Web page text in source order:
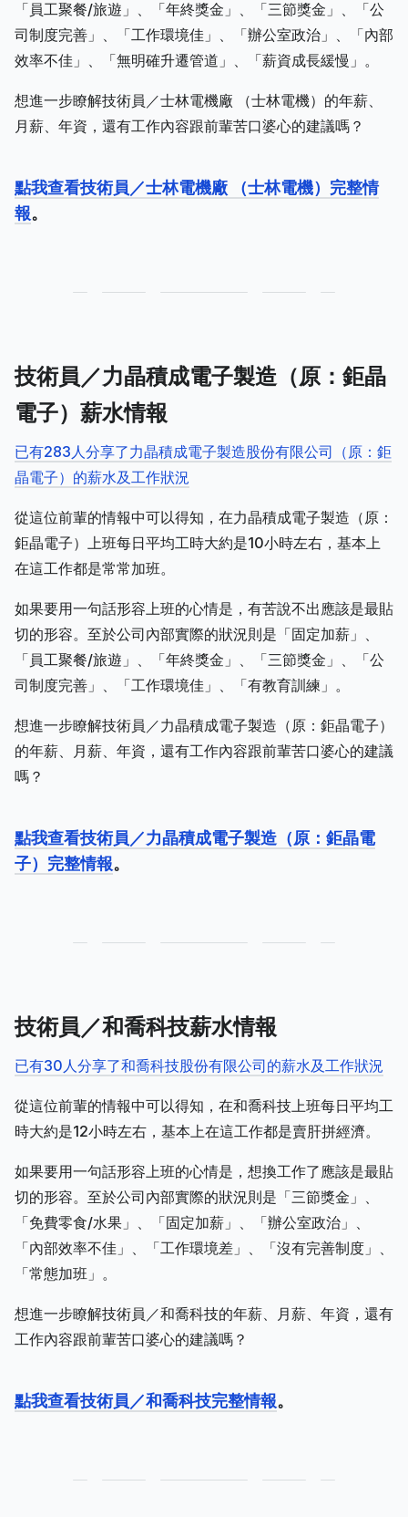
「員工聚餐/旅遊」、「年終獎金」、「三節獎金」、「公
司制度完善」、「工作環境佳」、「辦公室政治」、「內部
效率不佳」、「無明確升遷管道」、「薪資成長緩慢」。
想進一步瞭解技術員／士林電機廠 （士林電機）的年薪、
月薪、年資，還有工作內容跟前輩苦口婆心的建議嗎？
點我查看技術員／士林電機廠 （士林電機）完整情
報。
技術員／力晶積成電子製造（原：鉅晶
電子）薪水情報
已有283人分享了力晶積成電子製造股份有限公司（原：鉅
晶電子）的薪水及工作狀況
從這位前輩的情報中可以得知，在力晶積成電子製造（原：
鉅晶電子）上班每日平均工時大約是10小時左右，基本上
在這工作都是常常加班。
如果要用一句話形容上班的心情是，有苦說不出應該是最貼
切的形容。至於公司內部實際的狀況則是「固定加薪」、
「員工聚餐/旅遊」、「年終獎金」、「三節獎金」、「公
司制度完善」、「工作環境佳」、「有教育訓練」。
想進一步瞭解技術員／力晶積成電子製造（原：鉅晶電子）
的年薪、月薪、年資，還有工作內容跟前輩苦口婆心的建議
嗎？
點我查看技術員／力晶積成電子製造（原：鉅晶電
子）完整情報。
技術員／和喬科技薪水情報
已有30人分享了和喬科技股份有限公司的薪水及工作狀況
從這位前輩的情報中可以得知，在和喬科技上班每日平均工
時大約是12小時左右，基本上在這工作都是賣肝拼經濟。
如果要用一句話形容上班的心情是，想換工作了應該是最貼
切的形容。至於公司內部實際的狀況則是「三節獎金」、
「免費零食/水果」、「固定加薪」、「辦公室政治」、
「內部效率不佳」、「工作環境差」、「沒有完善制度」、
「常態加班」。
想進一步瞭解技術員／和喬科技的年薪、月薪、年資，還有
工作內容跟前輩苦口婆心的建議嗎？
點我查看技術員／和喬科技完整情報。